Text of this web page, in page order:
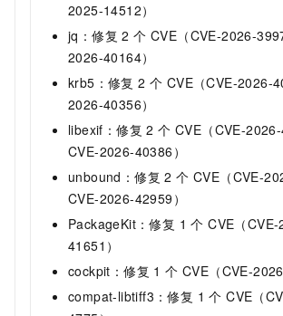
2025-14512）
jq：修复 2 个 CVE（CVE-2026-
2026-40164）
krb5：修复 2 个 CVE（CVE-2026-
2026-40356）
libexif：修复 2 个 CVE（CVE-2026-
CVE-2026-40386）
unbound：修复 2 个 CVE（CVE-
CVE-2026-42959）
PackageKit：修复 1 个 CVE（CVE-
41651）
cockpit：修复 1 个 CVE（CVE-
compat-libtiff3：修复 1 个 CVE（